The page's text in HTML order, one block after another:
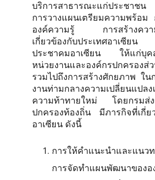
บริการสาธารณะแก่ประชาช
การวางแผนเตรียมความพร้อม
องค์ความรู้ การสร้างความ
เกี่ยวข้องกับประเทศอาเ
ประชาคมอาเซียน ให้แก่บุค
หน่วยงานและองค์กรปกครองส่
รวมไปถึงการสร้างศักยภาพ ใน
งานท่ามกลางความเปลี่ยนแปลง
ความท้าทายใหม่ โดยกรมส่ง
ปกครองท้องถิ่น มีภารกิจที่เกี่ย
อาเซียน ดังนี้
การให้คำแนะนำและแนว
การจัดทำแผนพัฒนาของอ